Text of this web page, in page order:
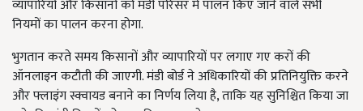
व्यापारियों और किसानों को मंडी परिसर में पालन किए जाने वाले सभी
नियमों का पालन करना होगा.
भुगतान करते समय किसानों और व्यापारियों पर लगाए गए करों की
ऑनलाइन कटौती की जाएगी. मंडी बोर्ड ने अधिकारियों की प्रतिनियुक्ति करने
और फ्लाइंग स्क्वायड बनाने का निर्णय लिया है, ताकि यह सुनिश्चित किया जा